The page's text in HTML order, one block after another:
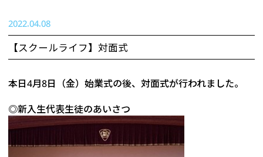
2022.04.08
【スクールライフ】対面式
本日4月8日（金）始業式の後、対面式が行われました。
◎新入生代表生徒のあいさつ